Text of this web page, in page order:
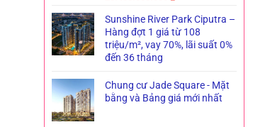
Sunshine River Park Ciputra –
Hàng đợt 1 giá từ 108
triệu/m², vay 70%, lãi suất 0%
đến 36 tháng
Chung cư Jade Square - Mặt
bằng và Bảng giá mới nhất